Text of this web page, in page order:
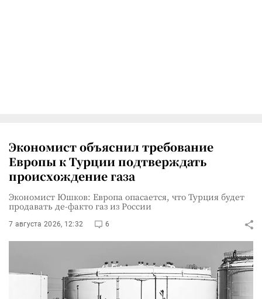
Экономист объяснил требование
Европы к Турции подтверждать
происхождение газа
Экономист Юшков: Европа опасается, что Турция будет
продавать де-факто газ из России
7 августа 2026, 12:32 6